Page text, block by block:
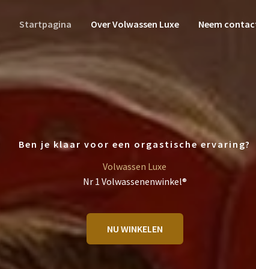
Startpagina Over Volwassen Luxe Neem
Ben je klaar voor een orgastische ervaring?
Volwassen Luxe
Nr 1 Volwassenenwinkel®
NU WINKELEN